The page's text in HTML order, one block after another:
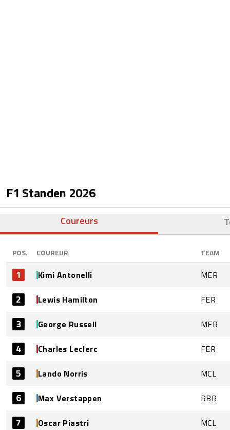
F1 Standen 2026
Coureurs
POS. COUREUR TEAM
1 Kimi Antonelli MER
2 Lewis Hamilton FER
3 George Russell MER
4 Charles Leclerc FER
5 Lando Norris MCL
6 Max Verstappen RBR
7 Oscar Piastri MCL